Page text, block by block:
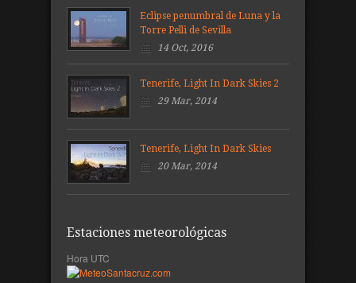
Eclipse penumbral de Luna y la
Torre Pelli de Sevilla
14 Oct, 2016
Tenerife, Light In Dark Skies 2
29 Mar, 2014
Tenerife, Light In Dark Skies
20 Mar, 2014
Estaciones meteorológicas
Hora UTC